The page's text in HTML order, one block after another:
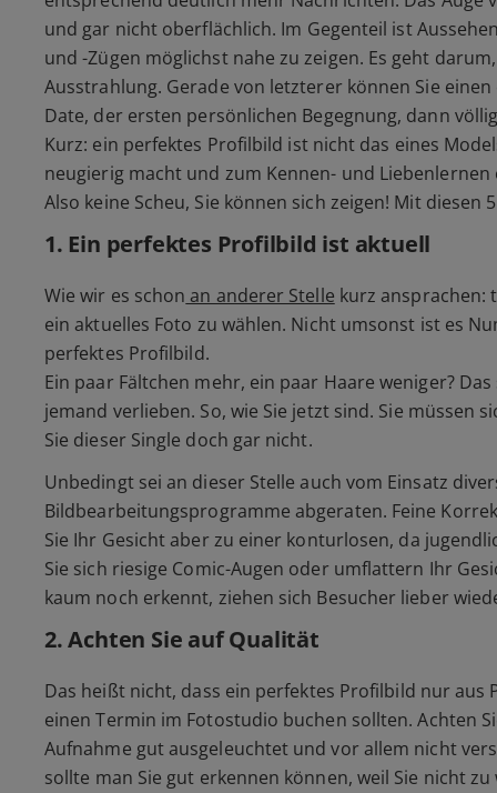
und gar nicht oberflächlich. Im Gegenteil ist
und -Zügen möglichst nahe zu zeigen. Es geht
Ausstrahlung. Gerade von letzterer können Sie
Date, der ersten persönlichen Begegnung, dann
Kurz: ein perfektes Profilbild ist nicht das eines
neugierig macht und zum Kennen- und Liebenlernen
Also keine Scheu, Sie können sich zeigen! Mit diesen
1. Ein perfektes Profilbild ist aktuell
Wie wir es schon an anderer Stelle kurz ansprachen:
ein aktuelles Foto zu wählen. Nicht umsonst ist es
perfektes Profilbild.
Ein paar Fältchen mehr, ein paar Haare weniger?
jemand verlieben. So, wie Sie jetzt sind. Sie müssen
Sie dieser Single doch gar nicht.
Unbedingt sei an dieser Stelle auch vom Einsatz
Bildbearbeitungsprogramme abgeraten. Feine
Sie Ihr Gesicht aber zu einer konturlosen, da
Sie sich riesige Comic-Augen oder umflattern Ihr
kaum noch erkennt, ziehen sich Besucher lieber
2. Achten Sie auf Qualität
Das heißt nicht, dass ein perfektes Profilbild nur
einen Termin im Fotostudio buchen sollten. Achten
Aufnahme gut ausgeleuchtet und vor allem nicht
sollte man Sie gut erkennen können, weil Sie nicht